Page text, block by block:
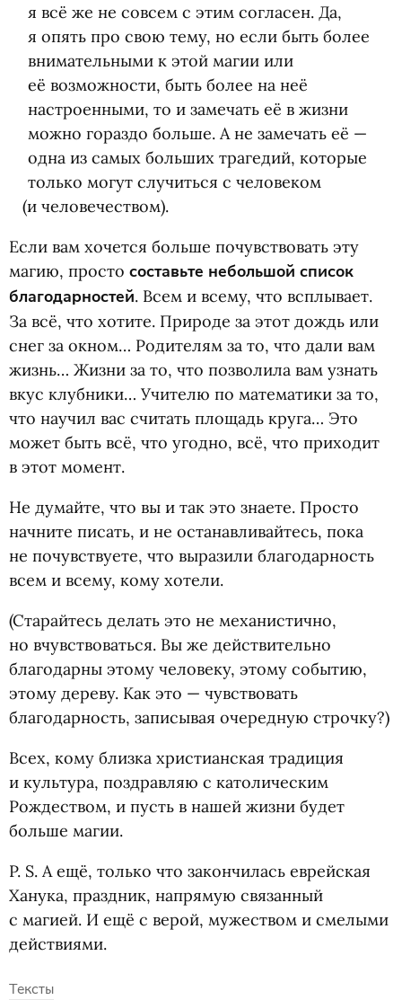
я всё же не совсем с этим согласен. Да,
я опять про свою тему, но если быть более
внимательными к этой магии или
её возможности, быть более на неё
настроенными, то и замечать её в жизни
можно гораздо больше. А не замечать её —
одна из самых больших трагедий, которые
только могут случиться с человеком
(и человечеством).
Если вам хочется больше почувствовать эту
магию, просто составьте небольшой список
благодарностей. Всем и всему, что всплывает.
За всё, что хотите. Природе за этот дождь или
снег за окном… Родителям за то, что дали вам
жизнь… Жизни за то, что позволила вам узнать
вкус клубники… Учителю по математики за то,
что научил вас считать площадь круга… Это
может быть всё, что угодно, всё, что приходит
в этот момент.
Не думайте, что вы и так это знаете. Просто
начните писать, и не останавливайтесь, пока
не почувствуете, что выразили благодарность
всем и всему, кому хотели.
(Старайтесь делать это не механистично,
но вчувствоваться. Вы же действительно
благодарны этому человеку, этому событию,
этому дереву. Как это — чувствовать
благодарность, записывая очередную строчку?)
Всех, кому близка христианская традиция
и культура, поздравляю с католическим
Рождеством, и пусть в нашей жизни будет
больше магии.
P. S. А ещё, только что закончилась еврейская
Ханука, праздник, напрямую связанный
с магией. И ещё с верой, мужеством и смелыми
действиями.
Тексты